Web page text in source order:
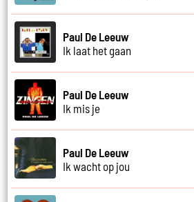
Paul De Leeuw
Ik laat het gaan
Paul De Leeuw
Ik mis je
Paul De Leeuw
Ik wacht op jou